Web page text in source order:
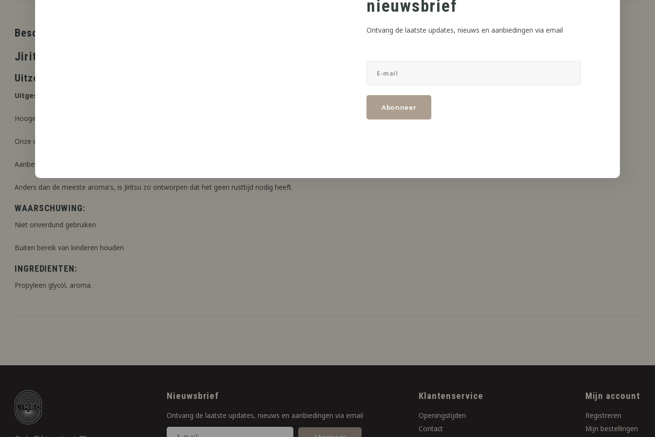
nieuwsbrief
Ontvang de laatste updates, nieuws en aanbiedingen via email
Abonneer
Beschrijving
Jiritsu
Uitzonderlijk snel mengend ambachtelijk smaakconcentraat
Uitgesproken floralen, zachte zoetheid, koel accent.
Hoogwaardig voedselveilige smaakstof.
Onze op maat gemaakte formule, is direct klaar wanneer gemengd met uw keuze van basismateriaal.
Aanbevolen mengratio is 23%. Dit betekend dat met toevoeging van een basisvloeistof naar keuze, het aroma vrijwel direct mengt tot het beoogde eindresultaat en gebruikt kan worden.
Anders dan de meeste aroma's, is Jiritsu zo ontworpen dat het geen rusttijd nodig heeft.
WAARSCHUWING:
Niet onverdund gebruiken
Buiten bereik van kinderen houden
INGREDIENTEN:
Propyleen glycol, aroma.
Nieuwsbrief
Ontvang de laatste updates, nieuws en aanbiedingen via email
Klantenservice
Openingstijden
Contact
Mijn account
Registreren
Mijn bestellingen